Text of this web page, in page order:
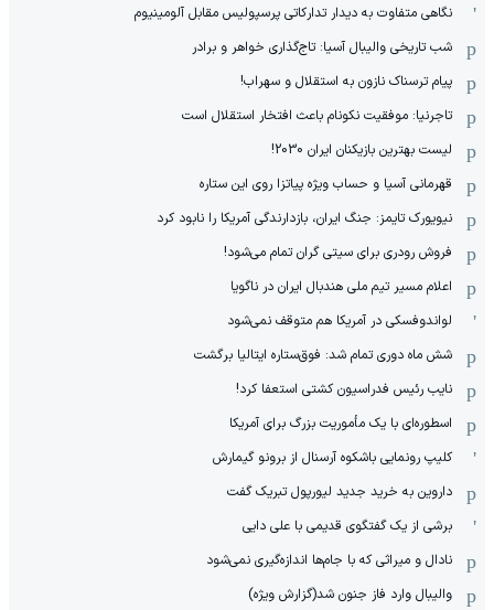
نگاهی متفاوت به دیدار تدارکاتی پرسپولیس مقابل آلومینیوم
شب تاریخی والیبال آسیا: تاج‌گذاری خواهر و برادر
پیام ترسناک نازون به استقلال و سهراب!
تاجرنیا: موفقیت نکونام باعث افتخار استقلال است
لیست بهترین بازیکنان ایران 2030!
قهرمانی آسیا و حساب ویژه پیاتزا روی این ستاره
نیویورک تایمز: جنگ ایران، بازدارندگی آمریکا را نابود کرد
فروش رودری برای سیتی گران تمام می‌شود!
اعلام مسیر تیم ملی هندبال ایران در ناگویا
لواندوفسکی در آمریکا هم متوقف نمی‌شود
شش ماه دوری تمام شد: فوق‌ستاره ایتالیا برگشت
نایب رئیس فدراسیون کشتی استعفا کرد!
اسطوره‌ای با یک مأموریت بزرگ برای آمریکا
کلیپ رونمایی باشکوه آرسنال از برونو گیمارش
داروین به خرید جدید لیورپول تبریک گفت
برشی از یک گفتگوی قدیمی با علی دایی
نادال و میراثی که با جام‌ها اندازه‌گیری نمی‌شود
والیبال وارد فاز جنون شد(گزارش ویژه)